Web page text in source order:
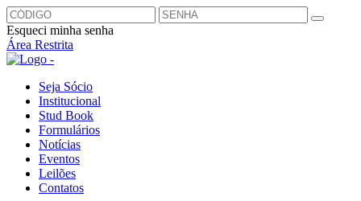
Esqueci minha senha
Área Restrita
Seja Sócio
Institucional
Stud Book
Formulários
Notícias
Eventos
Leilões
Contatos